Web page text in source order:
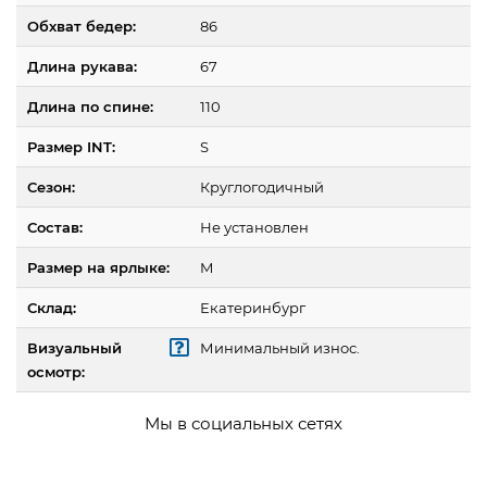
Обхват бедер: 86
Длина рукава: 67
Длина по спине: 110
Размер INT: S
Сезон: Круглогодичный
Состав: Не установлен
Размер на ярлыке: M
Склад: Екатеринбург
Визуальный
осмотр:
Минимальный износ.
Мы в социальных сетях